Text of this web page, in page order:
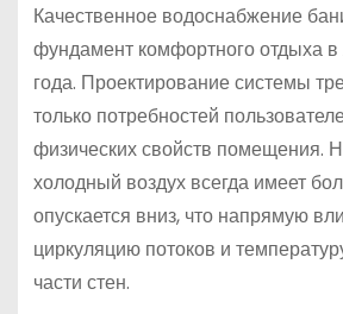
Качественное водоснабжение
фундамент комфортного отдыха
года. Проектирование системы
только потребностей
физических свойств помещения.
холодный воздух всегда имеет
опускается вниз, что напрямую
циркуляцию потоков и
части стен.